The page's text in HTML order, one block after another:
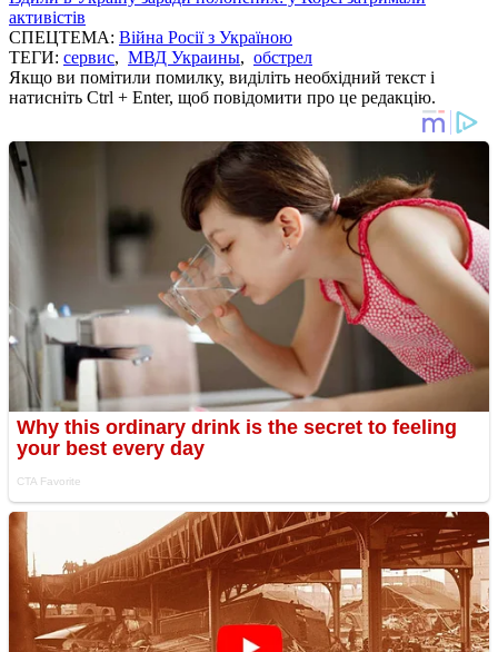
активістів
СПЕЦТЕМА: Війна Росії з Україною
ТЕГИ: сервис, МВД Украины, обстрел
Якщо ви помітили помилку, виділіть необхідний текст і
натисніть Ctrl + Enter, щоб повідомити про це редакцію.